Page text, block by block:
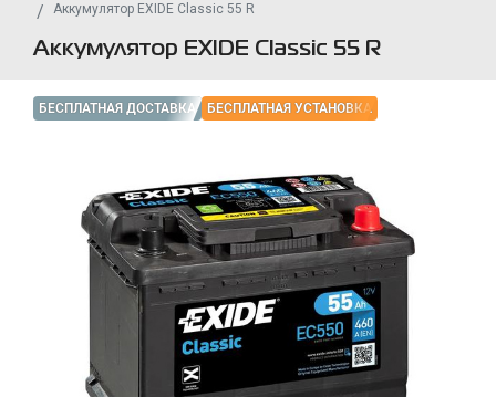
Аккумулятор EXIDE Classic 55 R
Аккумулятор EXIDE Classic 55 R
БЕСПЛАТНАЯ ДОСТАВКА БЕСПЛАТНАЯ УСТАНОВКА